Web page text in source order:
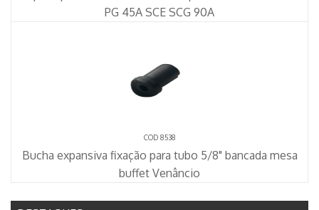
PG 45A SCE SCG 90A
COD 8538
Bucha expansiva fixação para tubo 5/8" bancada mesa
buffet Venâncio